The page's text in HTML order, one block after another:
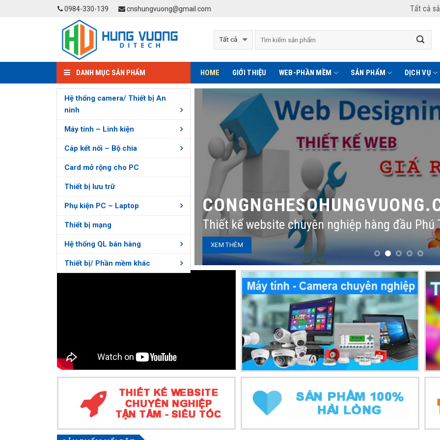
0984-330-139 cnshungvuong@gmail.com Tất cả
DANH MỤC SẢN PHẨM
Hệ thống camera/ Thiết bị An
ninh
Máy tính – Linh kiện
Cáp kết nối – Bộ chia
Card mở rộng cho PC
Thiết bị lưu trữ
Phụ kiện PC – Laptop
Thiết bị mạng
Hệ thống QL bán hàng
Thiết bị/ Phần mềm khác
HOME GIỚI THIỆU WEB-PHẦN MỀM SẢN PHẨM DỊCH VỤ
hiệu uy tín hàng đầu
Thiết kế website chuyên nghiệp hàng đầu Phú
XEM THÊM